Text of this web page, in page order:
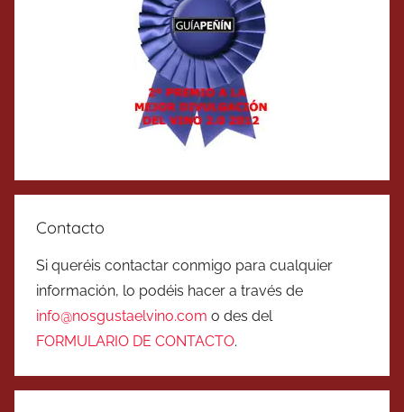
Contacto
Si queréis contactar conmigo para cualquier
información, lo podéis hacer a través de
info@nosgustaelvino.com o des del
FORMULARIO DE CONTACTO.